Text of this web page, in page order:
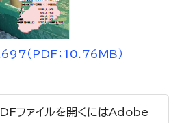
（PDF：10.76MB）
ファイルを開くにはAdobe